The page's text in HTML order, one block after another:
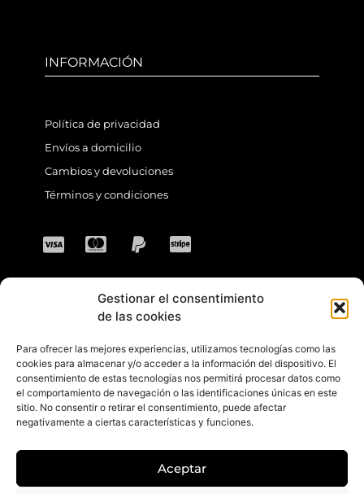
Gestionar el consentimiento
de las cookies
Para ofrecer las mejores experiencias, utilizamos tecnologías como las
cookies para almacenar y/o acceder a la información del dispositivo. El
consentimiento de estas tecnologías nos permitirá procesar datos como
el comportamiento de navegación o las identificaciones únicas en este
sitio. No consentir o retirar el consentimiento, puede afectar
negativamente a ciertas características y funciones.
Aceptar
INFORMACIÓN
Política de privacidad
Envíos a domicilio
Cambios y devoluciones
Términos y condiciones
CONTACTO
Dirección: C. Sta. María Magdalena, 14,
41701 Dos Hermanas, Sevilla, España
Teléfono +34 694 46 69 91
hs y 17:30 a 20:30 hs. Sábados de 10:30 a